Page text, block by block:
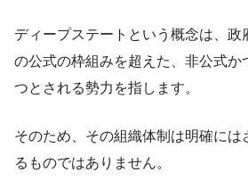
ディープステートという概念は、政
の公式の枠組みを超えた、非公式か
つとされる勢力を指します。
そのため、その組織体制は明確には
るものではありません。